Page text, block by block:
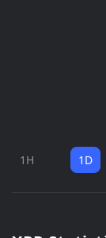
1H 1D